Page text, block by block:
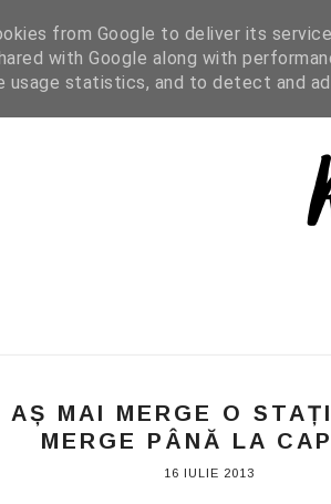
READING NIGHT READING
AȘ MAI MERGE O
MERGE PÂNĂ LA
16 IULIE 2013
from Google to deliver its
with Google along with
usage statistics, and to detect and